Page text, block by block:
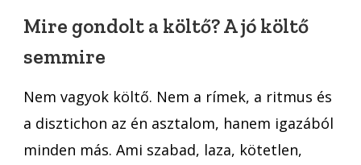
A
semmire
Mire gondolt a költő? A jó költő
semmire
Nem vagyok költő. Nem a rímek, a ritmus és
a disztichon az én asztalom, hanem igazából
minden más. Ami szabad, laza, kötetlen,